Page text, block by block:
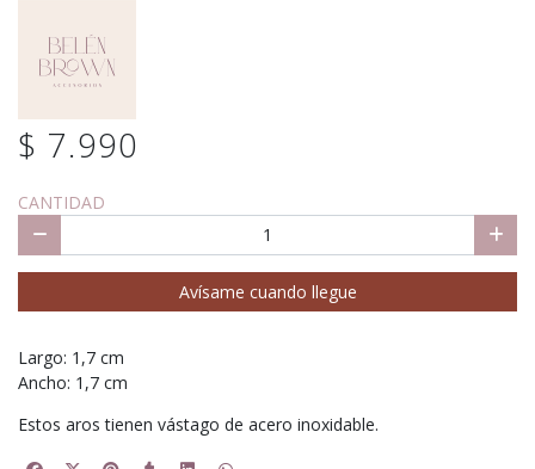
$ 7.990
CANTIDAD
Avísame cuando llegue
Largo: 1,7 cm
Ancho: 1,7 cm
Estos aros tienen vástago de acero inoxidable.